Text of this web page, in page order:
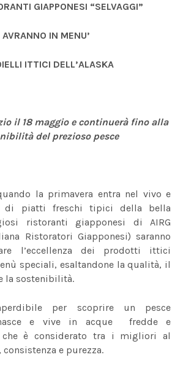
GIAPPONESI “SELVAGGI”
AVRANNO IN MENU’
ITTICI DELL’ALASKA
il 18 maggio e continuerà fino alla
del prezioso pesce
la primavera entra nel vivo e
di piatti freschi tipici della bella
ristoranti giapponesi di AIRG
Ristoratori Giapponesi) saranno
l’eccellenza dei prodotti ittici
speciali, esaltandone la qualità, il
la sostenibilità.
per scoprire un pesce
e vive in acque
fredde e
che è considerato tra i migliori al
e purezza.